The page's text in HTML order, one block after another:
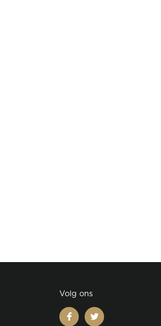
Volg ons
facebooktwitter